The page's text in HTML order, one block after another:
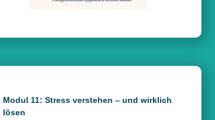
Modul 11: Stress verstehen – und wirklich
lösen